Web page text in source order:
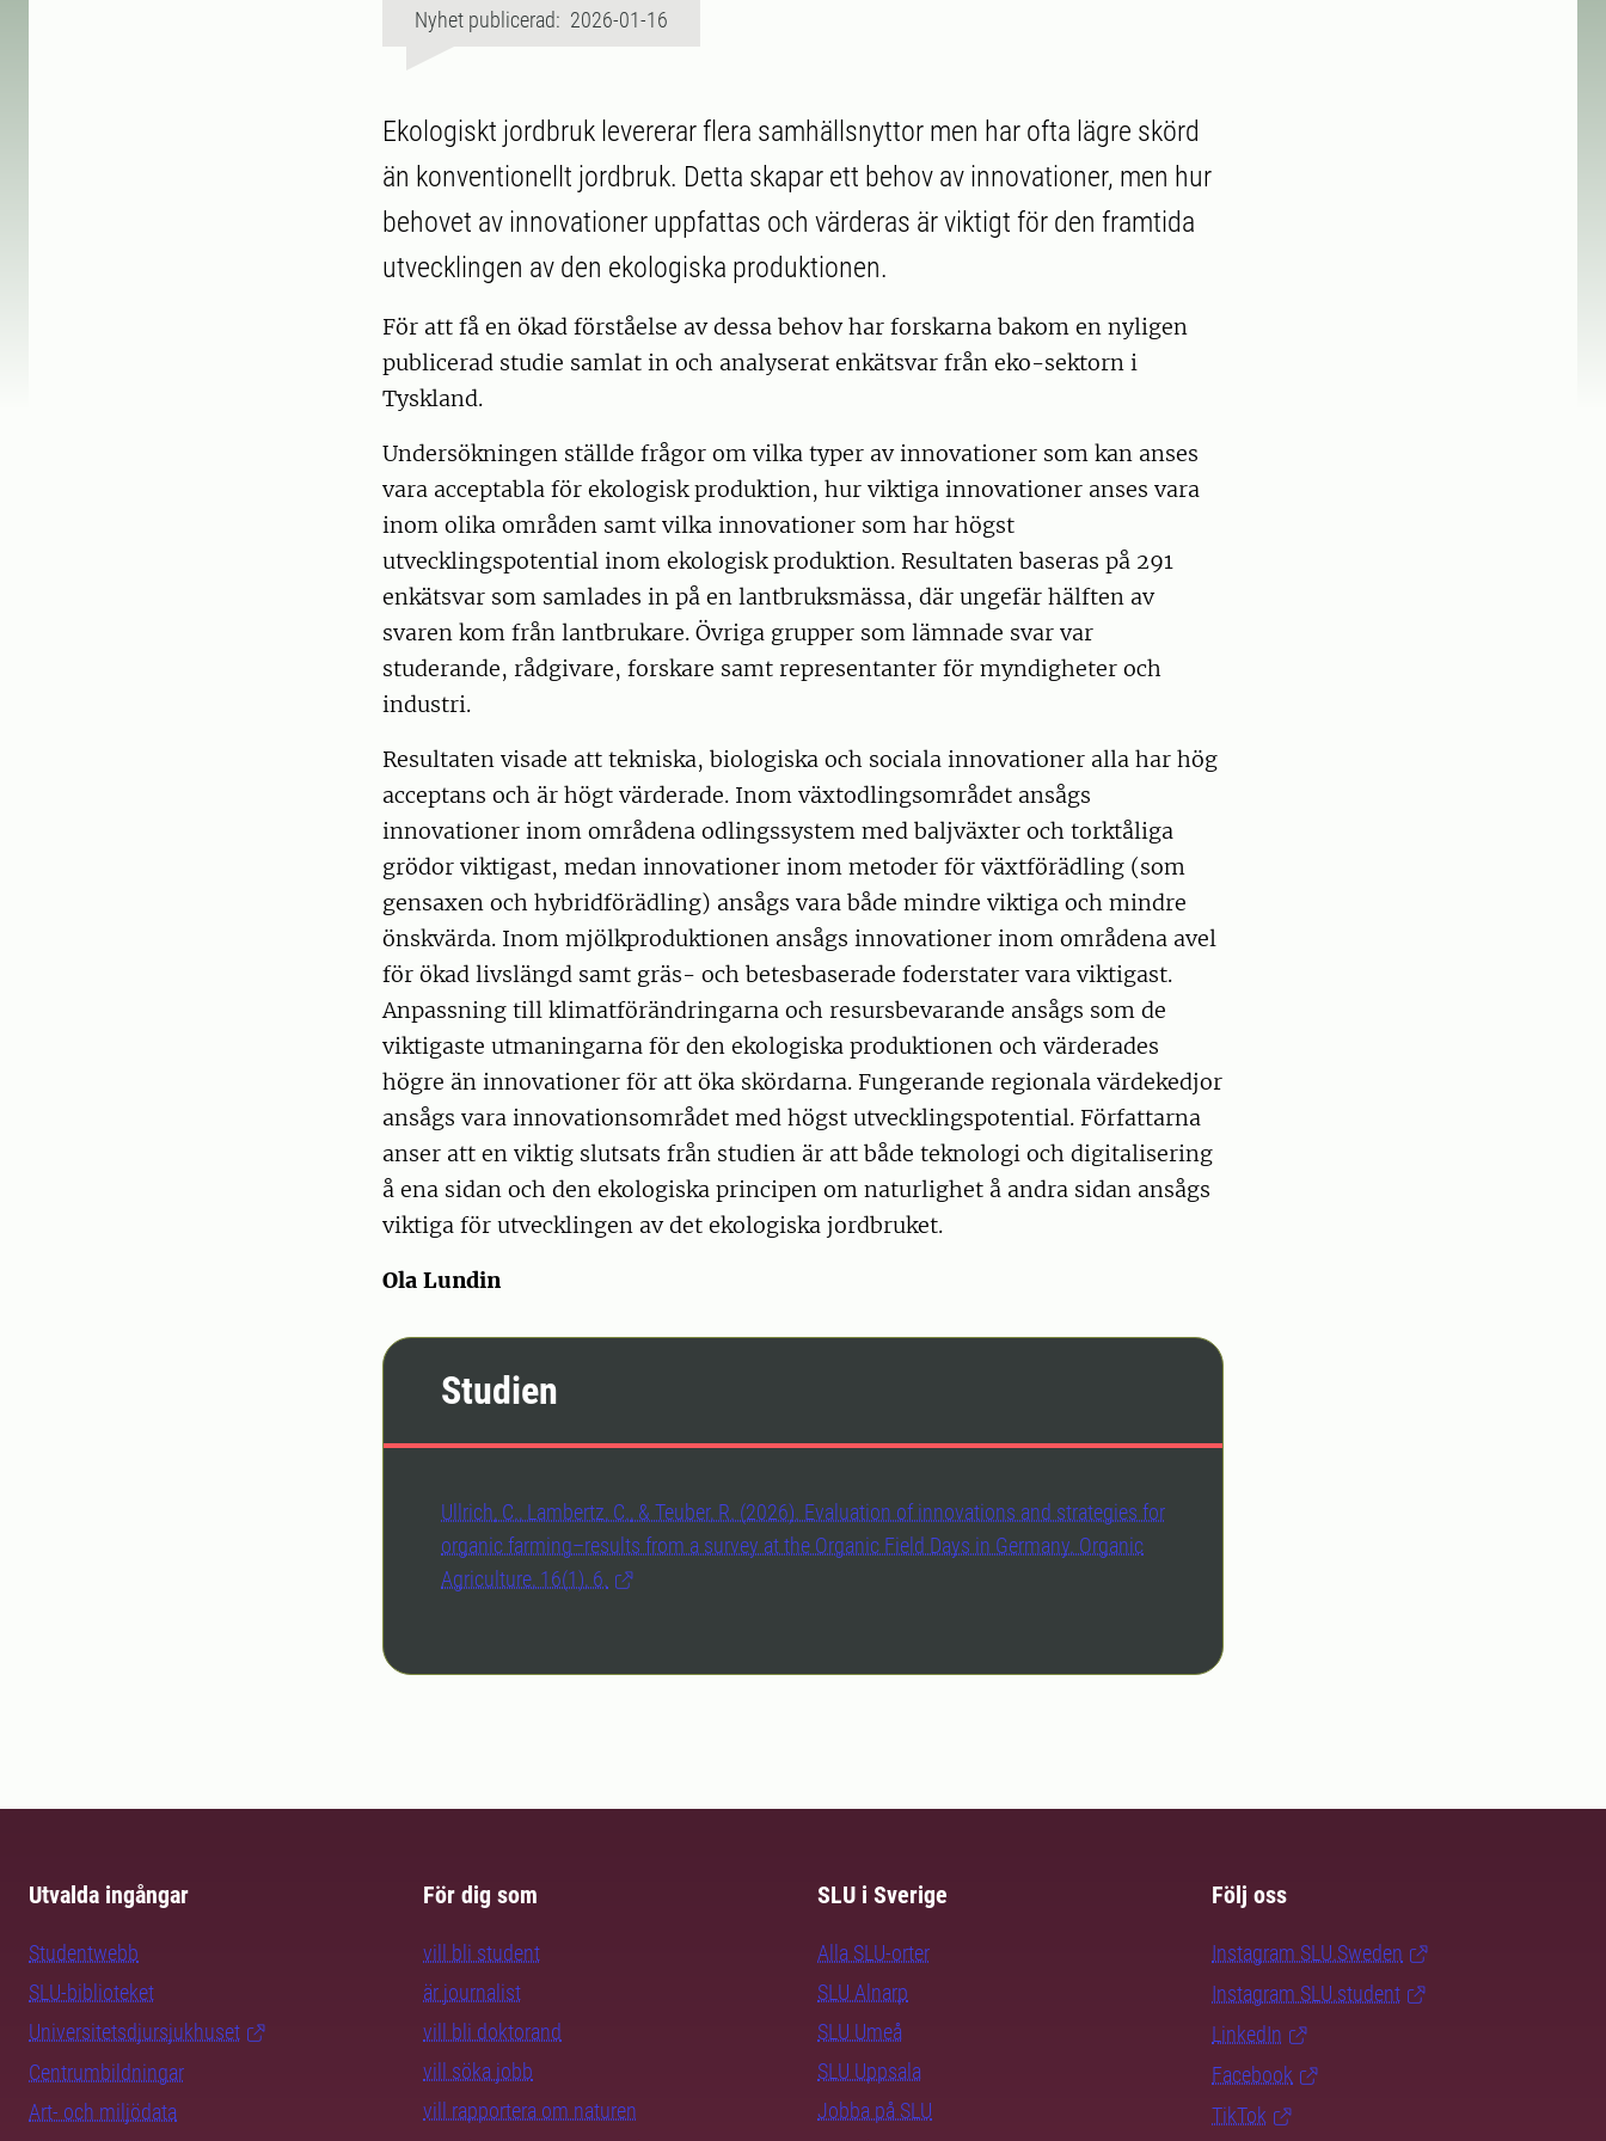
Nyhet publicerad: 2026-01-16
Ekologiskt jordbruk levererar flera samhällsnyttor men har ofta lägre skörd
än konventionellt jordbruk. Detta skapar ett behov av innovationer, men hur
behovet av innovationer uppfattas och värderas är viktigt för den framtida
utvecklingen av den ekologiska produktionen.
För att få en ökad förståelse av dessa behov har forskarna bakom en nyligen
publicerad studie samlat in och analyserat enkätsvar från eko-sektorn i
Tyskland.
Undersökningen ställde frågor om vilka typer av innovationer som kan anses
vara acceptabla för ekologisk produktion, hur viktiga innovationer anses vara
inom olika områden samt vilka innovationer som har högst
utvecklingspotential inom ekologisk produktion. Resultaten baseras på 291
enkätsvar som samlades in på en lantbruksmässa, där ungefär hälften av
svaren kom från lantbrukare. Övriga grupper som lämnade svar var
studerande, rådgivare, forskare samt representanter för myndigheter och
industri.
Resultaten visade att tekniska, biologiska och sociala innovationer alla har hög
acceptans och är högt värderade. Inom växtodlingsområdet ansågs
innovationer inom områdena odlingssystem med baljväxter och torktåliga
grödor viktigast, medan innovationer inom metoder för växtförädling (som
gensaxen och hybridförädling) ansågs vara både mindre viktiga och mindre
önskvärda. Inom mjölkproduktionen ansågs innovationer inom områdena avel
för ökad livslängd samt gräs- och betesbaserade foderstater vara viktigast.
Anpassning till klimatförändringarna och resursbevarande ansågs som de
viktigaste utmaningarna för den ekologiska produktionen och värderades
högre än innovationer för att öka skördarna. Fungerande regionala värdekedjor
ansågs vara innovationsområdet med högst utvecklingspotential. Författarna
anser att en viktig slutsats från studien är att både teknologi och digitalisering
å ena sidan och den ekologiska principen om naturlighet å andra sidan ansågs
viktiga för utvecklingen av det ekologiska jordbruket.
Ola Lundin
Studien
Ullrich, C., Lambertz, C., & Teuber, R. (2026). Evaluation of innovations and strategies for
organic farming–results from a survey at the Organic Field Days in Germany. Organic
Agriculture, 16(1), 6.
Utvalda ingångar
Studentwebb
SLU-biblioteket
Universitetsdjursjukhuset
Centrumbildningar
Art- och miljödata
För dig som
vill bli student
är journalist
vill bli doktorand
vill söka jobb
vill rapportera om naturen
SLU i Sverige
Alla SLU-orter
SLU Alnarp
SLU Umeå
SLU Uppsala
Jobba på SLU
Följ oss
Instagram SLU.Sweden
Instagram SLU.student
LinkedIn
Facebook
TikTok